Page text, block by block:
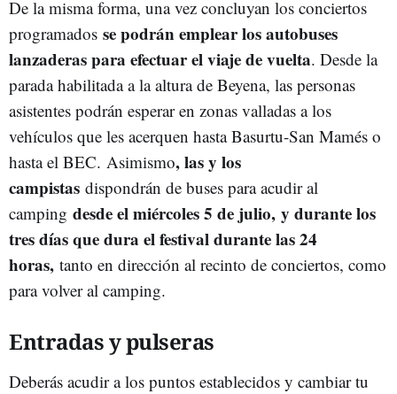
De la misma forma, una vez concluyan los conciertos
programados se podrán emplear los autobuses
lanzaderas para efectuar el viaje de vuelta. Desde la
parada habilitada a la altura de Beyena, las personas
asistentes podrán esperar en zonas valladas a los
vehículos que les acerquen hasta Basurtu-San Mamés o
hasta el BEC. Asimismo, las y los
campistas dispondrán de buses para acudir al
camping desde el miércoles 5 de julio, y durante los
tres días que dura el festival durante las 24
horas, tanto en dirección al recinto de conciertos, como
para volver al camping.
Entradas y pulseras
Deberás acudir a los puntos establecidos y cambiar tu